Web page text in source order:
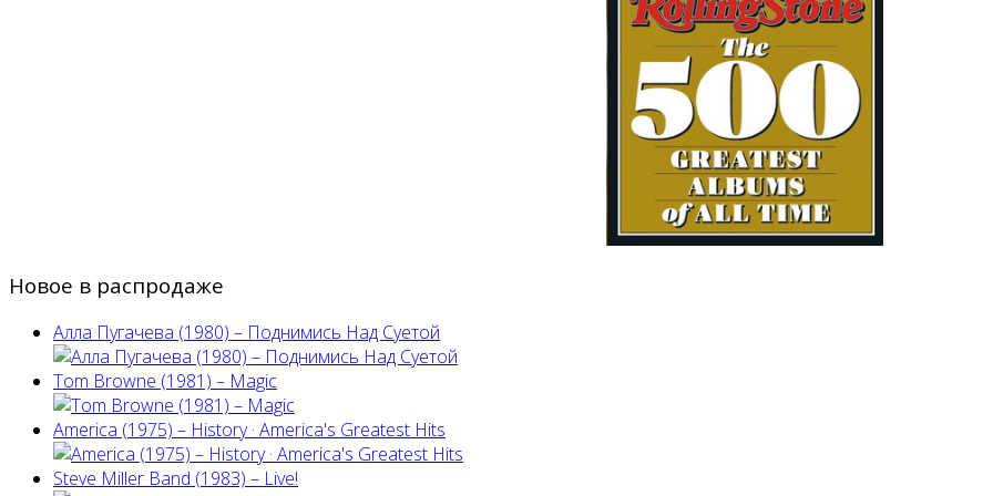
Новое в распродаже
Алла Пугачева (1980) – Поднимись Над Суетой
Tom Browne (1981) – Magic
America (1975) ‎– History · America's Greatest Hits
Steve Miller Band ‎(1983) – Live!